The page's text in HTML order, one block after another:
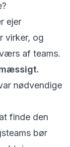
ejer
virker, og
af teams.
nødvendige
finde den
bør